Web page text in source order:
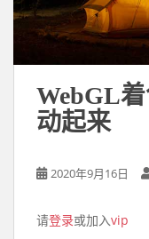
WebGL
动起来
2020年9月16日
请登录或加入vip